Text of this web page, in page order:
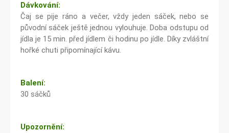
Dávkování:
Čaj se pije ráno a večer, vždy jeden sáček, nebo se
původní sáček ještě jednou vylouhuje. Doba odstupu od
jídla je 15 min. před jídlem či hodinu po jídle. Díky zvláštní
hořké chuti připomínající kávu.
Balení:
30 sáčků
Upozornění: